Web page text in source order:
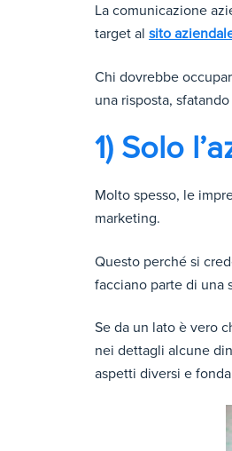
La comunicazione
target al sito
Chi dovrebbe
una risposta,
1) Solo
Molto spesso, le
marketing.
Questo perché si
facciano parte di una
Se da un lato è vero
nei dettagli alcune
aspetti diversi e